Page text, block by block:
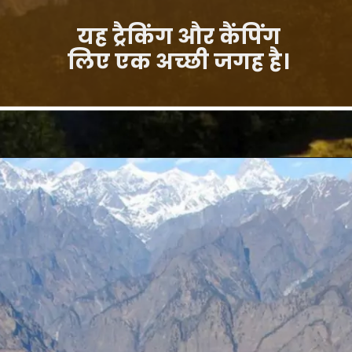
यह ट्रैकिंग और कैंपिंग